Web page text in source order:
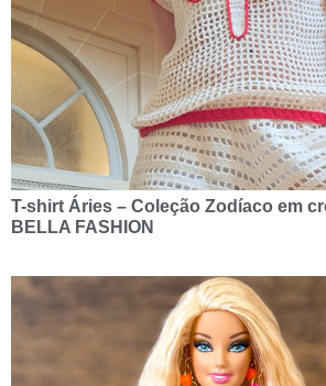
T-shirt Áries – Coleção Zodíaco em
BELLA FASHION